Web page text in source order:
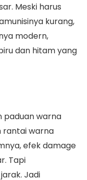
Meski harus
kurang,
modern,
dan hitam yang
paduan warna
rantai warna
efek damage
Tapi
Jadi